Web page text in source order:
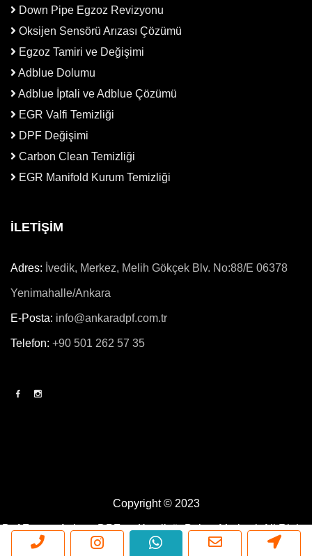
Down Pipe Egzoz Revizyonu
Oksijen Sensörü Arızası Çözümü
Egzoz Tamiri ve Değişimi
Adblue Dolumu
Adblue İptali ve Adblue Çözümü
EGR Valfi Temizliği
DPF Değişimi
Carbon Clean Temizliği
EGR Manifold Kurum Temizliği
İLETİŞİM
Adres: İvedik, Merkez, Melih Gökçek Blv. No:88/E 06378
Yenimahalle/Ankara
E-Posta: info@ankaradpf.com.tr
Telefon: +90 501 262 57 35
Copyright © 2023
Dpf Force - Ankara DPF ve Katalizör Bakım Merkezi.All Rights